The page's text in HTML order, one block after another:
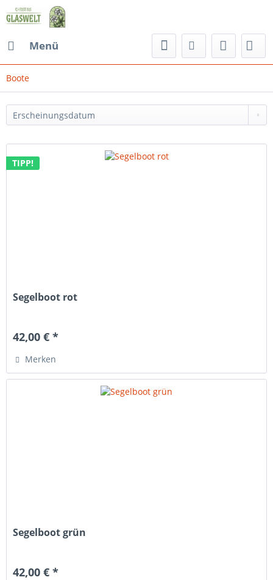
Menü
Boote
TIPP!
Segelboot rot
42,00 € *
Merken
Segelboot grün
42,00 € *